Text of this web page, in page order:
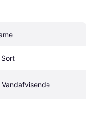
Sort
Vandafvisende